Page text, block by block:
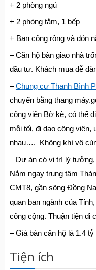
+ 2 phòng ngủ
+ 2 phòng tắm, 1 bếp
+ Ban công rộng và đón
– Căn hộ bàn giao nhà
đầu tư. Khách mua dễ
–Chung cư Thanh Bình
chuyển bằng thang
công viên Bờ kè, có thể
mỗi tối, đi dạo công viên,
nhau…. Không khí vô
– Dư án có vị trí lý
Nằm ngay trung tâm
CMT8, gần sông Đồng
quan ban ngành của
công cộng. Thuận tiện di
– Giá bán căn hộ là 1.4 tỷ
Tiện ích